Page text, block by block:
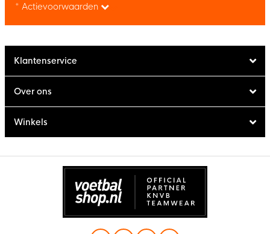
* Actievoorwaarden
Klantenservice
Over ons
Winkels